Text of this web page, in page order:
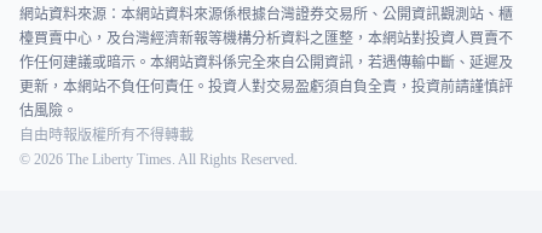
網站資料來源：本網站資料來源係根據台灣證券交易所、公開資訊觀測站、櫃
檯買賣中心，及台灣經濟新報等機構分析資料之匯整，本網站對投資人買賣不
作任何建議或暗示。本網站資料係完全來自公開資訊，若遇傳輸中斷、延遲及
更新，本網站不負任何責任。投資人對交易盈虧須自負全責，投資前請謹慎評
估風險。
自由時報版權所有不得轉載
© 2026 The Liberty Times. All Rights Reserved.